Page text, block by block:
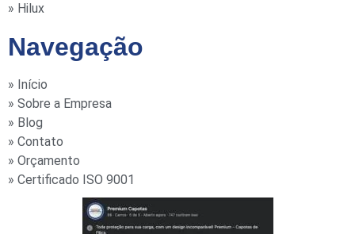
» Hilux
Navegação
» Início
» Sobre a Empresa
» Blog
» Contato
» Orçamento
» Certificado ISO 9001